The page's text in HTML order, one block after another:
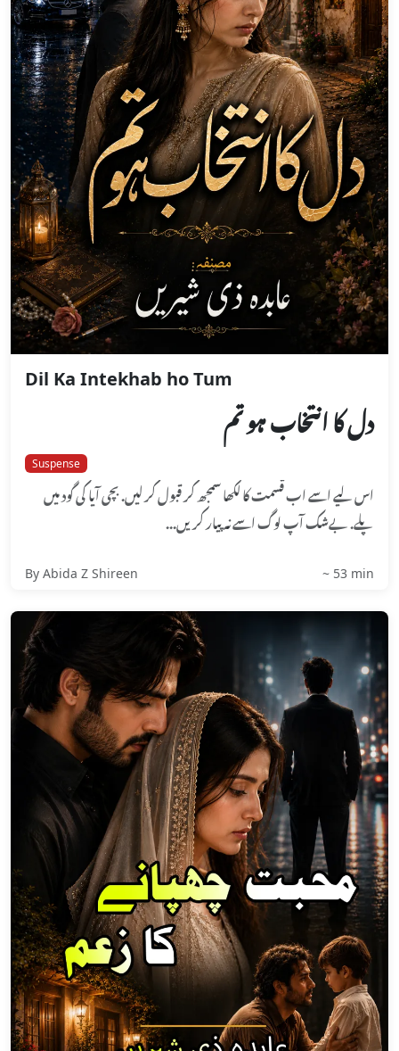
Dil Ka Intekhab ho Tum
دل کا انتخاب ہو تم
Suspense
اس لیے اسے اب قسمت کا لکھا سمجھ کر قبول کر لیں. بچی آیا کی گود میں
پلے. بےشک آپ لوگ اسے نہ پیار کریں...
By Abida Z Shireen ~ 53 min